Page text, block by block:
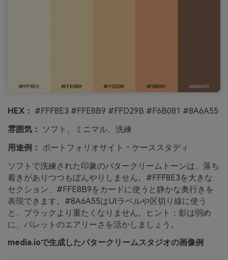
HEX： #FFF8E3 #FFE8B9 #FFD29B #F6B081 #8A6A55
雰囲気：
ソフト、ミニマル、洗練
用途例： ポートフォリオサイト・ケーススタディ
ソフトで洗練された印象のバタークリームトーンは、落ち
着きがありつつもぼんやりしません。#FFF8E3を大きな
セクション、#FFE8B9をカードに使うと静かな奥行きを
表現できます。#8A6A55はUIラベルや区切り線に使う
と、ブラックより重たくなりません。ヒント：影は弱め
に、パレットのエアリーさを活かしましょう。
media.ioで生成したバタークリームスタジオの画像例